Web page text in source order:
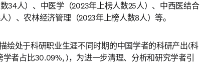
34人）、中医学（2023年上榜人数25人）、中西医结合
）、农林经济管理（2023年上榜人数8人）等。
绘处于科研职业生涯不同时期的中国学者的科研产出(科
者占比30.09%, )，为进一步清理、分析和研究学者引